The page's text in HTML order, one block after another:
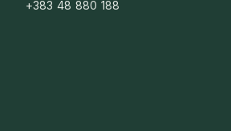
+383 48 880 188